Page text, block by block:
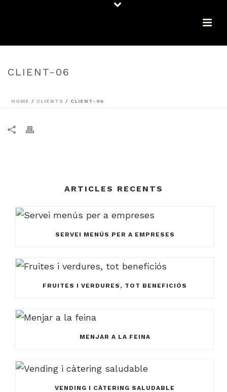
CLIENT-06
HOME / CLIENTS / CLIENT-06
ARTICLES RECENTS
SERVEI MENÚS PER A EMPRESES
FRUITES I VERDURES, TOT BENEFICIÓS
MENJAR A LA FEINA
VENDING I CÀTERING SALUDABLE